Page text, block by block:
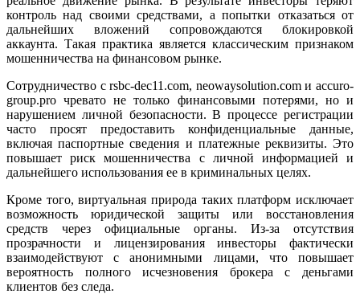
контроль над своими средствами, а попытки отказаться от
дальнейших вложений сопровождаются блокировкой
аккаунта. Такая практика является классическим признаком
мошенничества на финансовом рынке.
Сотрудничество с rsbc-dec11.com, neowaysolution.com и accuro-
group.pro чревато не только финансовыми потерями, но и
нарушением личной безопасности. В процессе регистрации
часто просят предоставить конфиденциальные данные,
включая паспортные сведения и платежные реквизиты. Это
повышает риск мошенничества с личной информацией и
дальнейшего использования ее в криминальных целях.
Кроме того, виртуальная природа таких платформ исключает
возможность юридической защиты или восстановления
средств через официальные органы. Из-за отсутствия
прозрачности и лицензирования инвесторы фактически
взаимодействуют с анонимными лицами, что повышает
вероятность полного исчезновения брокера с деньгами
клиентов без следа.